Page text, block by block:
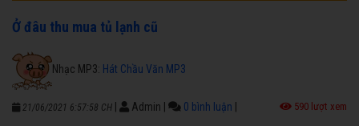
Ở đâu thu mua tủ lạnh cũ
Nhạc MP3: Hát Chầu Văn MP3
21/06/2021 6:57:58 CH Admin 0 bình luận 590 lượt xem